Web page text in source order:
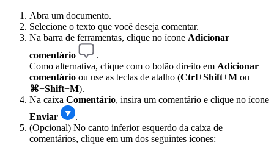
Abra um documento.
Selecione o texto que você deseja comentar.
Na barra de ferramentas, clique no ícone Adicionar
comentário
.
Como alternativa, clique com o botão direito em Adicionar
comentário ou use as teclas de atalho (Ctrl+Shift+M ou
⌘+Shift+M).
Na caixa Comentário, insira um comentário e clique no ícone
Enviar
.
(Opcional) No canto inferior esquerdo da caixa de
comentários, clique em um dos seguintes ícones: